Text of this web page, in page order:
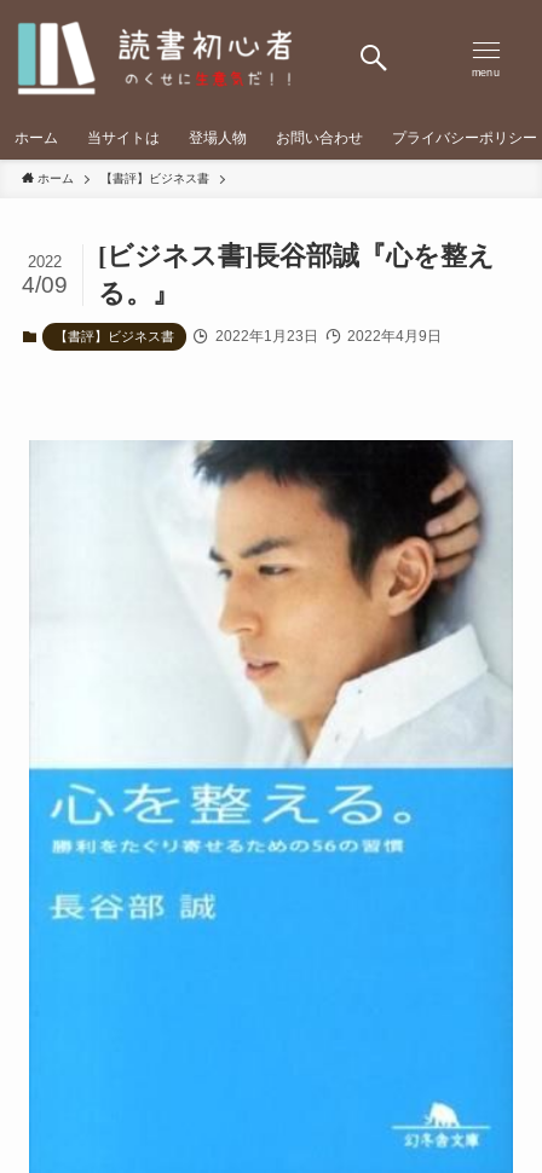
menu
ホーム 当サイトは 登場人物 お問い合わせ プライバシーポリシー
ホーム 【書評】ビジネス書
[ビジネス書]長谷部誠『心を整え
る。』
2022
4/09
【書評】ビジネス書 2022年1月23日 2022年4月9日